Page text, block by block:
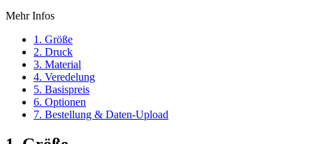
Mehr Infos
1. Größe
2. Druck
3. Material
4. Veredelung
5. Basispreis
6. Optionen
7. Bestellung & Daten-Upload